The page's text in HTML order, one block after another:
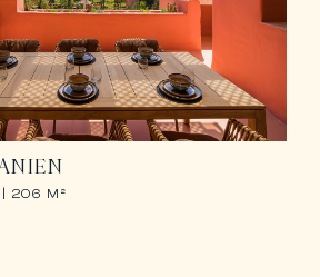
206 M²